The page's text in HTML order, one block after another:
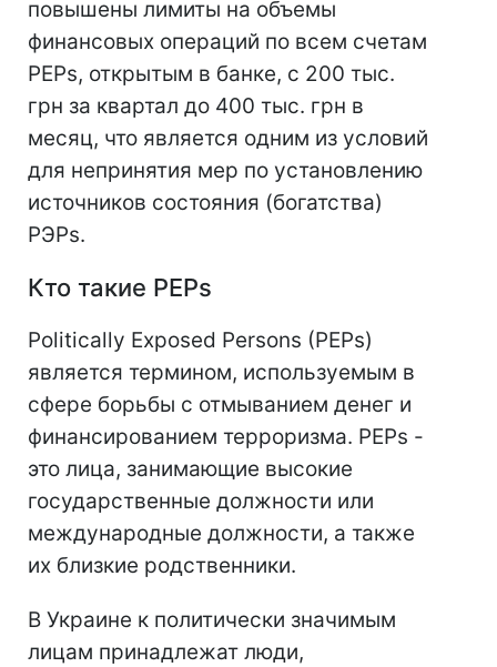
повышены лимиты на объемы
финансовых операций по всем счетам
PEPs, открытым в банке, с 200 тыс.
грн за квартал до 400 тыс. грн в
месяц, что является одним из условий
для непринятия мер по установлению
источников состояния (богатства)
РЭРs.
Кто такие PEPs
Politically Exposed Persons (PEPs)
является термином, используемым в
сфере борьбы с отмыванием денег и
финансированием терроризма. PEPs -
это лица, занимающие высокие
государственные должности или
международные должности, а также
их близкие родственники.
В Украине к политически значимым
лицам принадлежат люди,